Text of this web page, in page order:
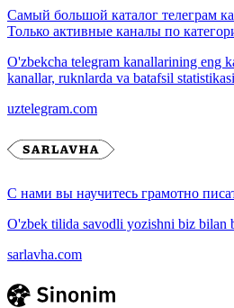
Самый большой каталог телеграм
Только активные каналы по
O'zbekcha telegram kanallarining eng
kanallar, ruknlarda va batafsil
uztelegram.com
С нами вы научитесь грамотно
O'zbek tilida savodli yozishni biz bilan
sarlavha.com